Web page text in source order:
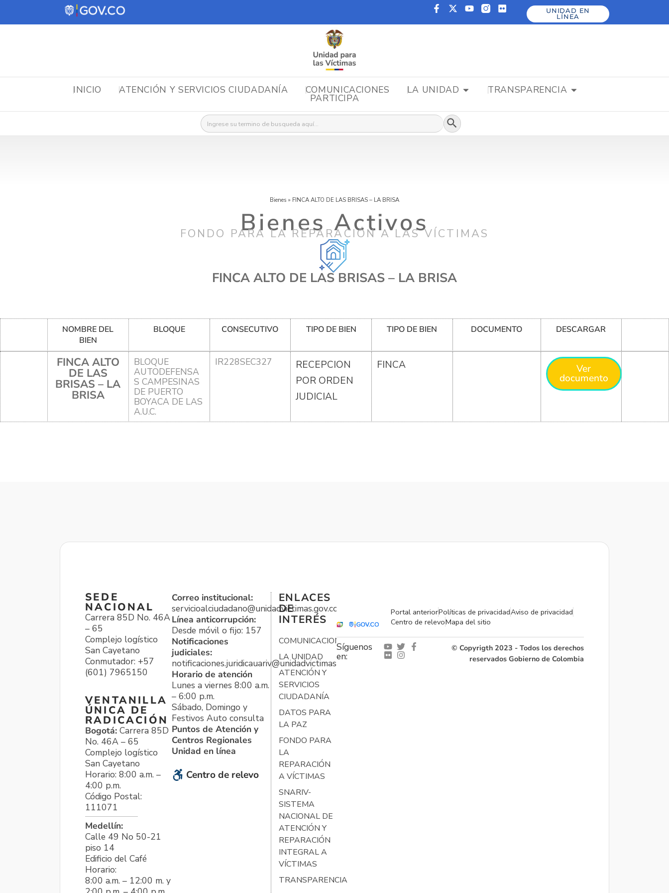
UNIDAD EN
LÍNEA
INICIO ATENCIÓN Y SERVICIOS CIUDADANÍA COMUNICACIONES LA UNIDAD TRANSPARENCIA
PARTICIPA
Buscar: Botón de búsqueda
Bienes » FINCA ALTO DE LAS BRISAS – LA BRISA
Bienes Activos
FONDO PARA LA REPARACIÓN A LAS VÍCTIMAS
FINCA ALTO DE LAS BRISAS – LA BRISA
NOMBRE DEL
BIEN
BLOQUE CONSECUTIVO TIPO DE BIEN TIPO DE BIEN DOCUMENTO DESCARGAR
FINCA ALTO
DE LAS
BRISAS – LA
BRISA
BLOQUE
AUTODEFENSA
S CAMPESINAS
DE PUERTO
BOYACA DE LAS
A.U.C.
IR228SEC327
RECEPCION
POR ORDEN
JUDICIAL
FINCA Ver
documento
SEDE
NACIONAL
Carrera 85D No. 46A
– 65
Complejo logístico
San Cayetano
Conmutador: +57
(601) 7965150
VENTANILLA
ÚNICA DE
RADICACIÓN
Bogotá: Carrera 85D
No. 46A – 65
Complejo logístico
San Cayetano
Horario: 8:00 a.m. –
4:00 p.m.
Código Postal:
111071
Medellín:
Calle 49 No 50-21
piso 14
Edificio del Café
Horario:
8:00 a.m. – 12:00 m. y
Correo institucional:
servicioalciudadano@unidadvictimas.gov.co
Línea anticorrupción:
Desde móvil o fijo: 157
Notificaciones
judiciales:
notificaciones.juridicauariv@unidadvictimas.gov.co
Horario de atención
Lunes a viernes 8:00 a.m.
– 6:00 p.m.
Sábado, Domingo y
Festivos Auto consulta
Puntos de Atención y
Centros Regionales
Unidad en línea
Centro de relevo
ENLACES
DE
INTERÉS
COMUNICACIONES
LA UNIDAD
ATENCIÓN Y
SERVICIOS
CIUDADANÍA
DATOS PARA
LA PAZ
FONDO PARA
LA
REPARACIÓN
A VÍCTIMAS
SNARIV-
SISTEMA
NACIONAL DE
ATENCIÓN Y
REPARACIÓN
INTEGRAL A
VÍCTIMAS
TRANSPARENCIA
Portal anteriorPolíticas de privacidadAviso de privacidad
Centro de relevoMapa del sitio
Síguenos
en:
© Copyrigth 2023 - Todos los derechos
reservados Gobierno de Colombia